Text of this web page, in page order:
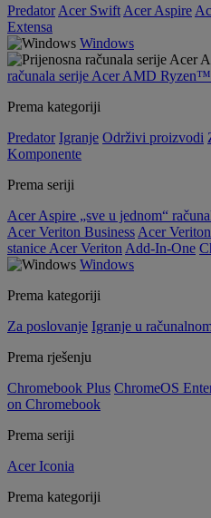
Predator Acer Swift Acer Aspire
Extensa
Windows
računala serije Acer AMD Ryzen™
Prema kategoriji
Predator Igranje Održivi proizvodi
Komponente
Prema seriji
Acer Aspire „sve u jednom“
Acer Veriton Business Acer
stanice Acer Veriton Add-In-One
Windows
Prema kategoriji
Za poslovanje Igranje u
Prema rješenju
Chromebook Plus ChromeOS
on Chromebook
Prema seriji
Acer Iconia
Prema kategoriji